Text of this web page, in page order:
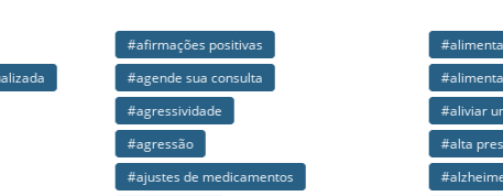
sua consulta
#ajustes de medicamentos
#alimentação seletiva do tea
#aliviar uma grande falta